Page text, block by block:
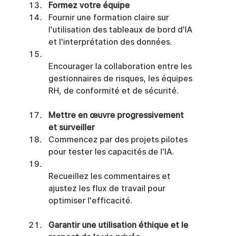
Formez votre équipe
Fournir une formation claire sur
l'utilisation des tableaux de bord d'IA
et l'interprétation des données.
Encourager la collaboration entre les
gestionnaires de risques, les équipes
RH, de conformité et de sécurité.
Mettre en œuvre progressivement
et surveiller
Commencez par des projets pilotes
pour tester les capacités de l'IA.
Recueillez les commentaires et
ajustez les flux de travail pour
optimiser l'efficacité.
Garantir une utilisation éthique et le